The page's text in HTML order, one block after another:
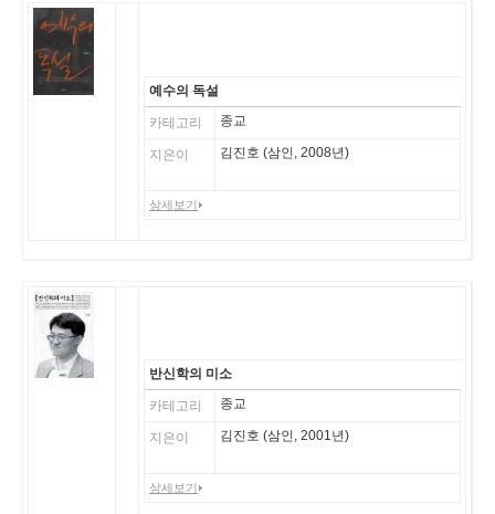
예수의 독설
카테고리 종교
지은이 김진호 (삼인, 2008년)
상세보기
반신학의 미소
카테고리 종교
지은이 김진호 (삼인, 2001년)
상세보기